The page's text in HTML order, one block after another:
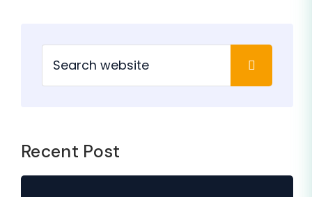
Recent Post